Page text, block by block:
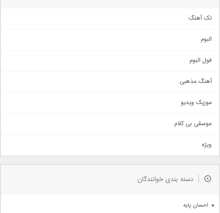
تک آهنگ
اجتماعی
حماسی
سنتی
اهنگ بندرعباسی
دمو
مذهبی
جدیدترین ها
البوم
فول البوم
آهنگ مذهبی
موزیک ویدیو
موسقی بی کلام
ویژه
دسته بندی خوانندگان
احسان پایه